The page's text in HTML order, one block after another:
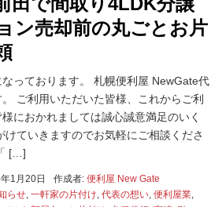
ン売却前の丸ごとお片
っております。 札幌便利屋 NewGate代
ご利用いただいた皆様、これからご利
におかれましては誠心誠意満足のいく
けていきますのでお気軽にご相談くださ
[…]
1月20日 作成者: 便利屋 New Gate
らせ, 一軒家の片付け, 代表の想い, 便利屋業,